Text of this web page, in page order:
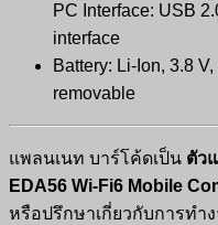
PC Interface: USB
interface
Battery: Li-Ion, 3.8
removable
แพลนเนท บาร์โค้ดเป็น ตัว
EDA56 Wi-Fi6 Mobile
หรือปรึกษาเกี่ยวกับการทำ